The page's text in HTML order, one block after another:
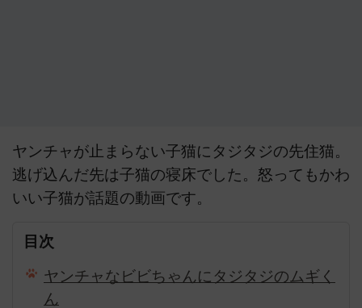
ヤンチャが止まらない子猫にタジタジの先住猫。
逃げ込んだ先は子猫の寝床でした。怒ってもかわ
いい子猫が話題の動画です。
目次
ヤンチャなビビちゃんにタジタジのムギく
ん